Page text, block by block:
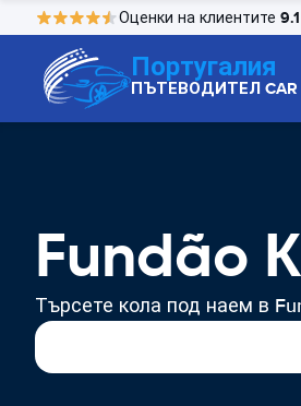
Оценки на клиентите 9.1
Португалия
ПЪТЕВОДИТЕЛ CAR
Fundão
Търсете кола под наем в